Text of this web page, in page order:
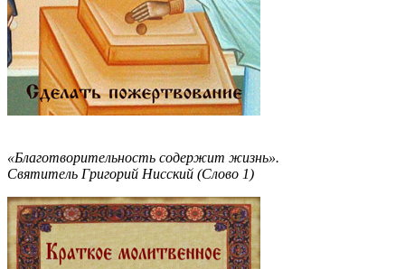
«Благотворительность содержит жизнь».
Святитель Григорий Нисский (Слово 1)